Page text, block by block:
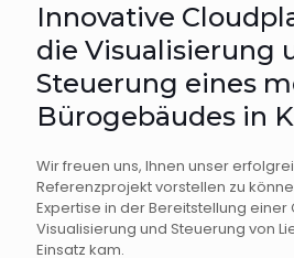
Innovative
die Visualisierung
Steuerung eines
Bürogebäudes in
Wir freuen uns, Ihnen unser
Referenzprojekt vorstellen zu
Expertise in der Bereitstellung
Visualisierung und Steuerung von
Einsatz kam.